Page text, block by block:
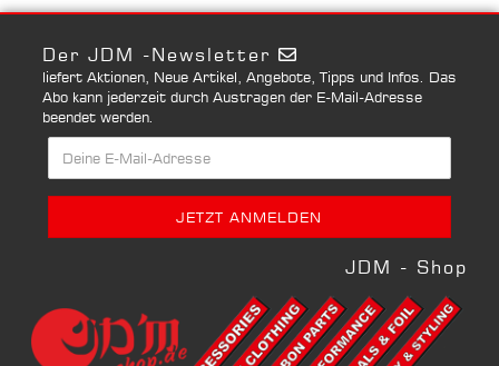
Der JDM -Newsletter
liefert Aktionen, Neue Artikel, Angebote, Tipps und Infos. Das
Abo kann jederzeit durch Austragen der E-Mail-Adresse
beendet werden.
JDM - Shop